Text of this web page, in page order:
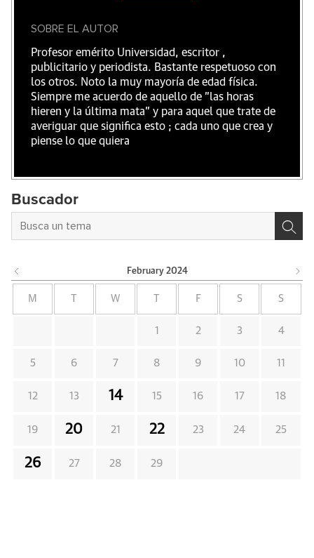
SOBRE EL AUTOR
Profesor emérito Universidad, escritor ,
publicitario y periodista. Bastante respetuoso con
los otros. Noto la muy mayoría de edad física.
Siempre me acuerdo de aquello de "las horas
hieren y la última mata" y para aquel que trate de
averiguar que significa esto ; cada uno que crea y
piense lo que quiera
Buscador
February 2024
M W F S S
1 2 3 4
5 6 7 8 9 10 11
12 13 14 15 16 17 18
19 20 21 22 23 24 25
26 27 28 29